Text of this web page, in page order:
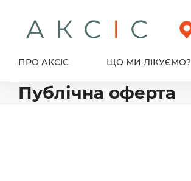
content
ПРО АКСІС ЩО МИ ЛІКУЄМО?
Публічна оферта